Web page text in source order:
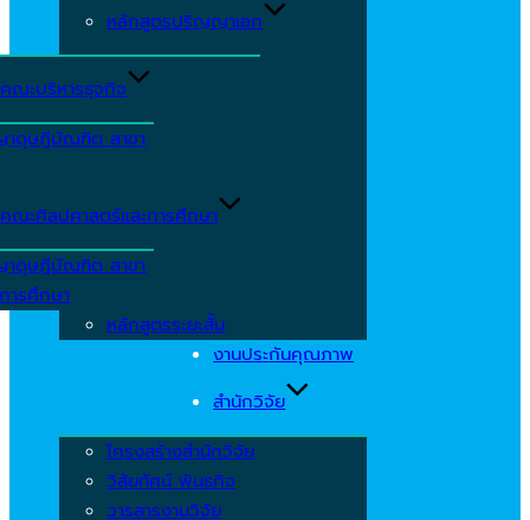
หลักสูตรปริญญาเอก
คณะบริหารธุจกิจ
ดุษฎีบัณฑิต สาขา
คณะศิลปศาสตร์และการศึกษา
ดุษฎีบัณฑิต สาขา
ารศึกษา
หลักสูตรระยะสั้น
งานประกันคุณภาพ
สำนักวิจัย
โครงสร้างสำนักวิจัย
วิสัยทัศน์ พันธกิจ
วารสารงานวิจัย